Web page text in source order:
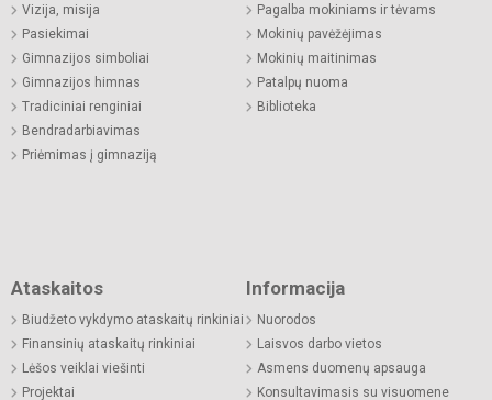
Vizija, misija
Pasiekimai
Gimnazijos simboliai
Gimnazijos himnas
Tradiciniai renginiai
Bendradarbiavimas
Priėmimas į gimnaziją
Pagalba mokiniams ir tėvams
Mokinių pavėžėjimas
Mokinių maitinimas
Patalpų nuoma
Biblioteka
Ataskaitos
Biudžeto vykdymo ataskaitų rinkiniai
Finansinių ataskaitų rinkiniai
Lėšos veiklai viešinti
Projektai
Informacija
Nuorodos
Laisvos darbo vietos
Asmens duomenų apsauga
Konsultavimasis su visuomene